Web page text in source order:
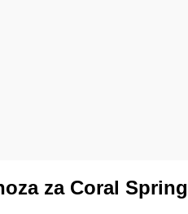
za Coral Spring